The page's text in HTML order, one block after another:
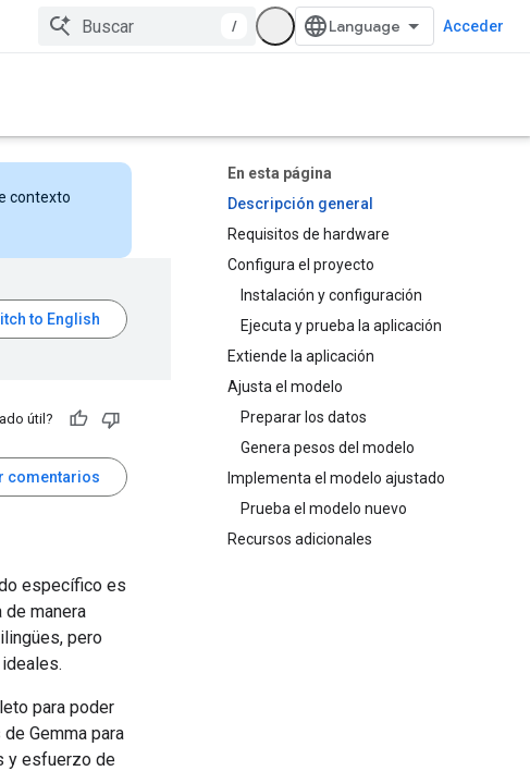
/ Acceder
En esta página
Descripción general
Requisitos de hardware
Configura el proyecto
Instalación y configuración
Ejecuta y prueba la aplicación
Extiende la aplicación
Ajusta el modelo
Preparar los datos
Genera pesos del modelo
Implementa el modelo ajustado
Prueba el modelo nuevo
Recursos adicionales
contexto
útil?
comentarios
específico es
de manera
pero
para poder
Gemma para
y esfuerzo de